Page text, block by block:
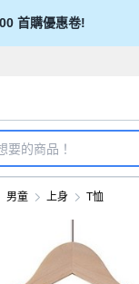
首購優惠卷!
男童 上身 T恤